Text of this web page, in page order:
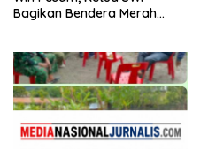
Bagikan Bendera Merah